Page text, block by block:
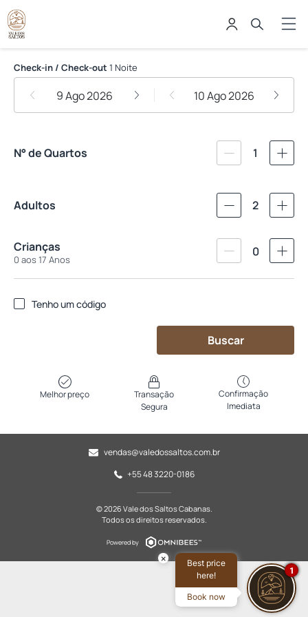
Vale dos Saltos Cabanas
Check-in / Check-out 1 Noite
9 Ago 2026 10 Ago 2026
N° de Quartos 1
Adultos 2
Crianças
0 aos 17 Anos
0
Tenho um código
Buscar
Melhor preço
Transação
Segura
Confirmação
Imediata
vendas@valedossaltos.com.br
+55 48 3220-0186
© 2026 Vale dos Saltos Cabanas.
Todos os direitos reservados.
Powered by
×
Best price
here!
Book now
1